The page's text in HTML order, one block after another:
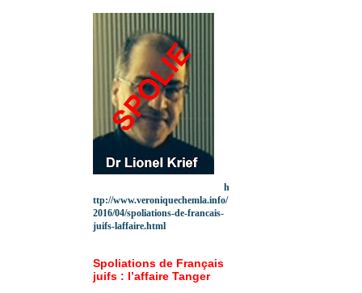
h
ttp://www.veroniquechemla.info/
2016/04/spoliations-de-francais-
juifs-laffaire.html
Spoliations de Français
juifs : l’affaire Tanger